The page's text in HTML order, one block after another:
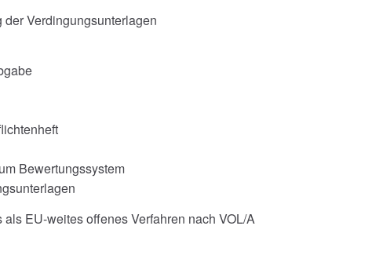
Verdingungsunterlagen
Bewertungssystem
EU-weites offenes Verfahren nach VOL/A